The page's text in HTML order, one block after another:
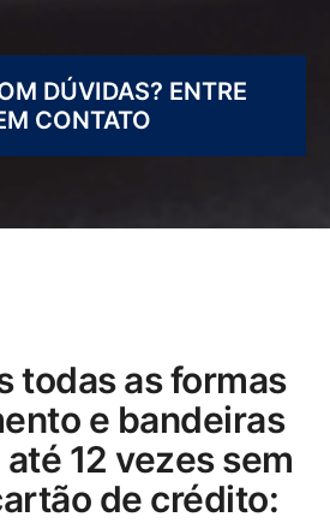
DÚVIDAS? ENTRE
CONTATO
todas as formas
e bandeiras
12 vezes sem
de crédito: